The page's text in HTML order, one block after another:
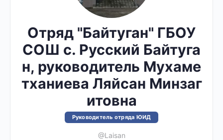
Отряд "Байтуган" ГБОУ
СОШ с. Русский Байтуга
н, руководитель Мухаме
тханиева Ляйсан Минзаг
итовна
Руководитель отряда ЮИД
@Laisan